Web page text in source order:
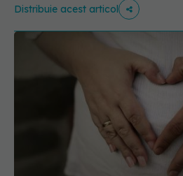
Distribuie acest articol